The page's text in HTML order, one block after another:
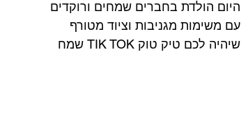
היום הולדת בחברים שמחים ורוקדים
עם משימות מגניבות וציוד מטורף
שיהיה לכם טיק טוק TIK TOK שמח